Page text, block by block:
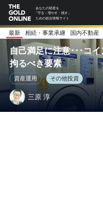
あなたの財産を
「守る・増やす・残す」
ための総合情報サイト
最新 相続・事業承継 国内不動産
自己満足に注意･･･コ
拘るべき要素
資産運用 その他投資
三原 淳